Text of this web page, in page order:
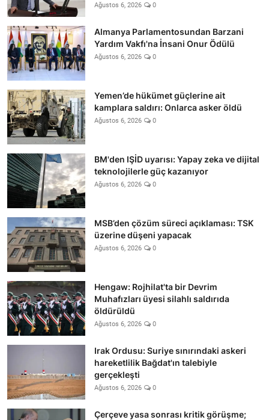
Ağustos 6, 2026 0
Almanya Parlamentosundan Barzani
Yardım Vakfı'na İnsani Onur Ödülü
Ağustos 6, 2026 0
Yemen’de hükümet güçlerine ait
kamplara saldırı: Onlarca asker öldü
Ağustos 6, 2026 0
BM'den IŞİD uyarısı: Yapay zeka ve dijital
teknolojilerle güç kazanıyor
Ağustos 6, 2026 0
MSB’den çözüm süreci açıklaması: TSK
üzerine düşeni yapacak
Ağustos 6, 2026 0
Hengaw: Rojhilat'ta bir Devrim
Muhafızları üyesi silahlı saldırıda
öldürüldü
Ağustos 6, 2026 0
Irak Ordusu: Suriye sınırındaki askeri
hareketlilik Bağdat'ın talebiyle
gerçekleşti
Ağustos 6, 2026 0
Çerçeve yasa sonrası kritik görüşme;